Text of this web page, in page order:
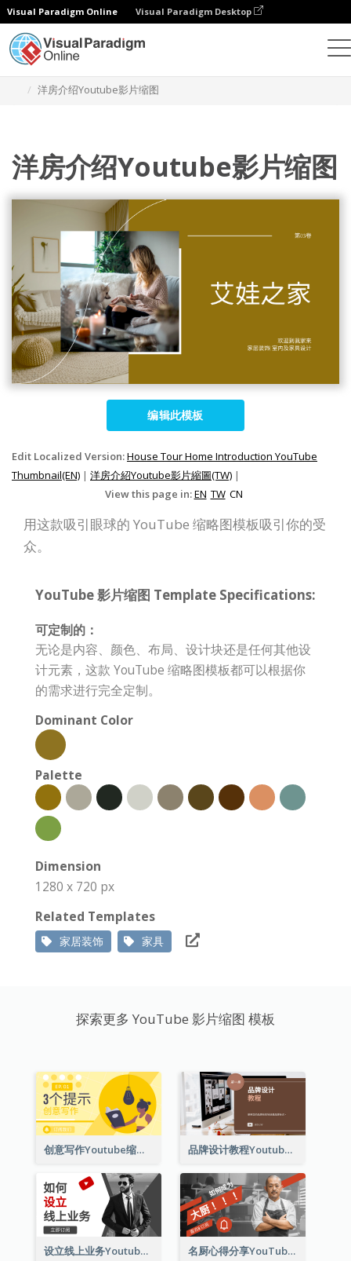
Visual Paradigm Online Visual Paradigm Desktop
洋房介绍Youtube影片缩图
洋房介绍Youtube影片缩图
编辑此模板
Edit Localized Version:House Tour Home Introduction YouTube
Thumbnail(EN) | 洋房介紹Youtube影片縮圖(TW) |
View this page in:EN TW CN
用这款吸引眼球的 YouTube 缩略图模板吸引你的受
众。
YouTube 影片缩图 Template Specifications:
可定制的：
无论是内容、颜色、布局、设计块还是任何其他设
计元素，这款 YouTube 缩略图模板都可以根据你
的需求进行完全定制。
Dominant Color
Palette
Dimension
1280 x 720 px
Related Templates
家居装饰 家具
探索更多 YouTube 影片缩图 模板
创意写作Youtube缩略图的3个技巧 品牌设计教程Youtube影片缩图
设立线上业务Youtube影片缩图 名厨心得分享YouTube影片缩图